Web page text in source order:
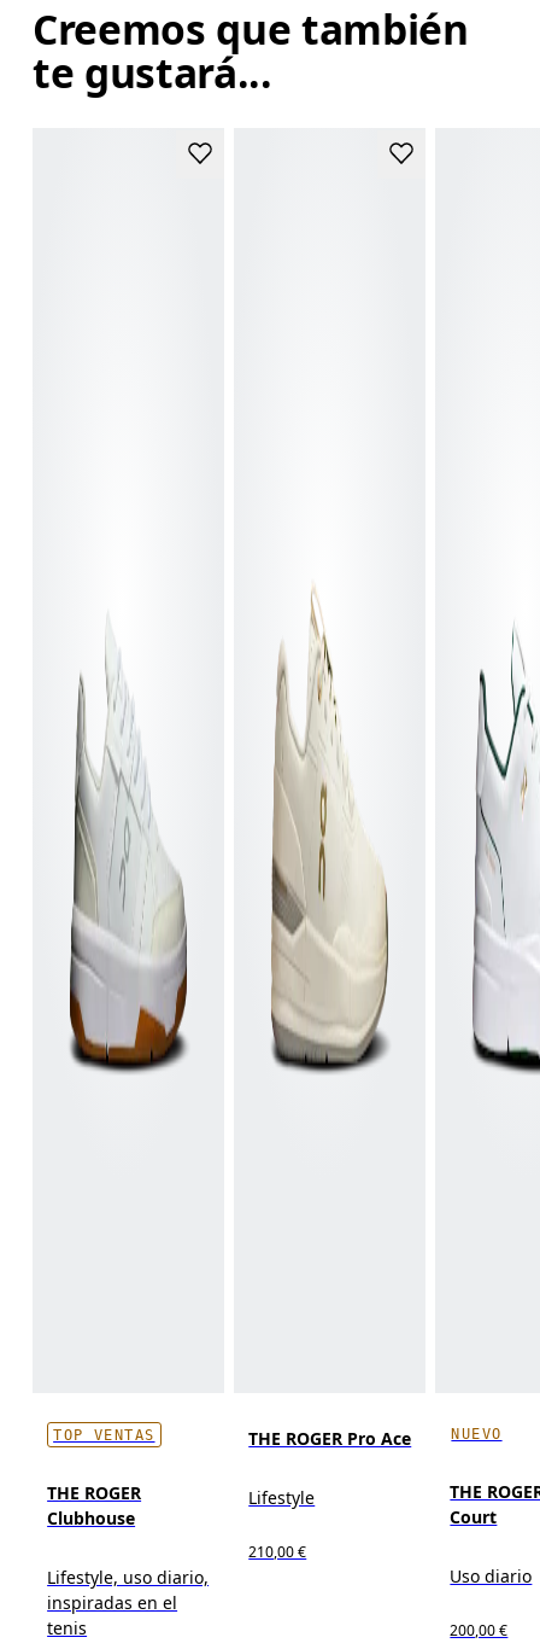
Creemos que también
te gustará...
TOP VENTAS
THE ROGER
Clubhouse
Lifestyle, uso diario,
inspiradas en el
tenis
THE ROGER Pro Ace
Lifestyle
210,00 €
NUEVO
THE
Court
Uso diario
200,00 €